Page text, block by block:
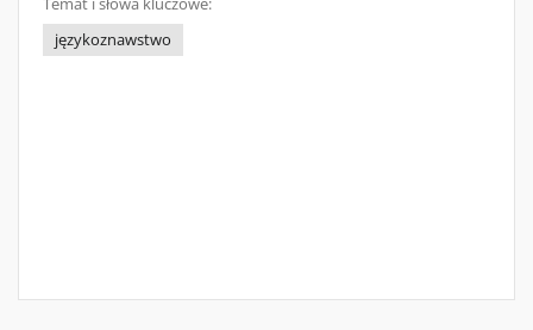
Temat i słowa kluczowe:
językoznawstwo